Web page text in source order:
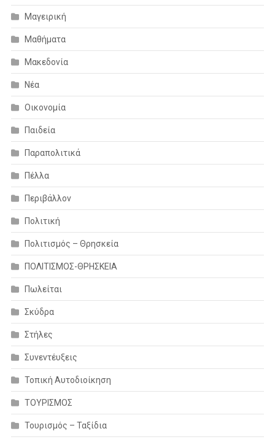
Μαγειρική
Μαθήματα
Μακεδονία
Νέα
Οικονομία
Παιδεία
Παραπολιτικά
Πέλλα
Περιβάλλον
Πολιτική
Πολιτισμός – Θρησκεία
ΠΟΛΙΤΙΣΜΟΣ-ΘΡΗΣΚΕΙΑ
Πωλείται
Σκύδρα
Στήλες
Συνεντέυξεις
Τοπική Αυτοδιοίκηση
ΤΟΥΡΙΣΜΟΣ
Τουρισμός – Ταξίδια